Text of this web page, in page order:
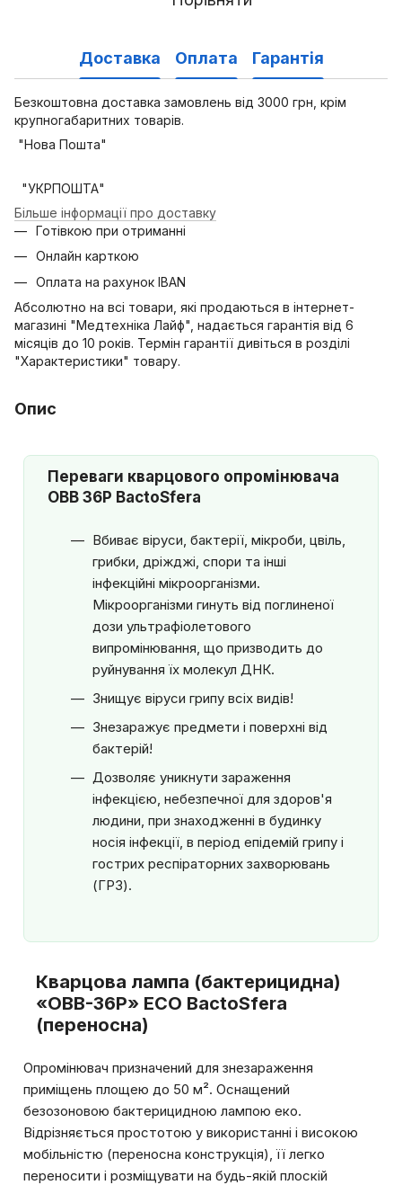
Доставка Оплата Гарантія
Безкоштовна доставка замовлень від 3000 грн, крім
крупногабаритних товарів.
"Нова Пошта"
"УКРПОШТА"
Більше інформації про доставку
Готівкою при отриманні
Онлайн карткою
Оплата на рахунок IBAN
Абсолютно на всі товари, які продаються в інтернет-
магазині "Медтехніка Лайф", надається гарантія від 6
місяців до 10 років. Термін гарантії дивіться в розділі
"Характеристики" товару.
Опис
Переваги кварцового опромінювача
OBB 36P BactoSfera
Вбиває віруси, бактерії, мікроби, цвіль,
грибки, дріжджі, спори та інші
інфекційні мікроорганізми.
Мікроорганізми гинуть від поглиненої
дози ультрафіолетового
випромінювання, що призводить до
руйнування їх молекул ДНК.
Знищує віруси грипу всіх видів!
Знезаражує предмети і поверхні від
бактерій!
Дозволяє уникнути зараження
інфекцією, небезпечної для здоров'я
людини, при знаходженні в будинку
носія інфекції, в період епідемій грипу і
гострих респіраторних захворювань
(ГРЗ).
Кварцова лампа (бактерицидна)
«OBB-36P» ECO BactoSfera
(переносна)
Опромінювач призначений для знезараження
приміщень площею до 50 м². Оснащений
безозоновою бактерицидною лампою еко.
Відрізняється простотою у використанні і високою
мобільністю (переносна конструкція), її легко
переносити і розміщувати на будь-якій плоскій